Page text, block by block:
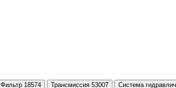
Фильтр 18574 Трансмиссия 53007 Система